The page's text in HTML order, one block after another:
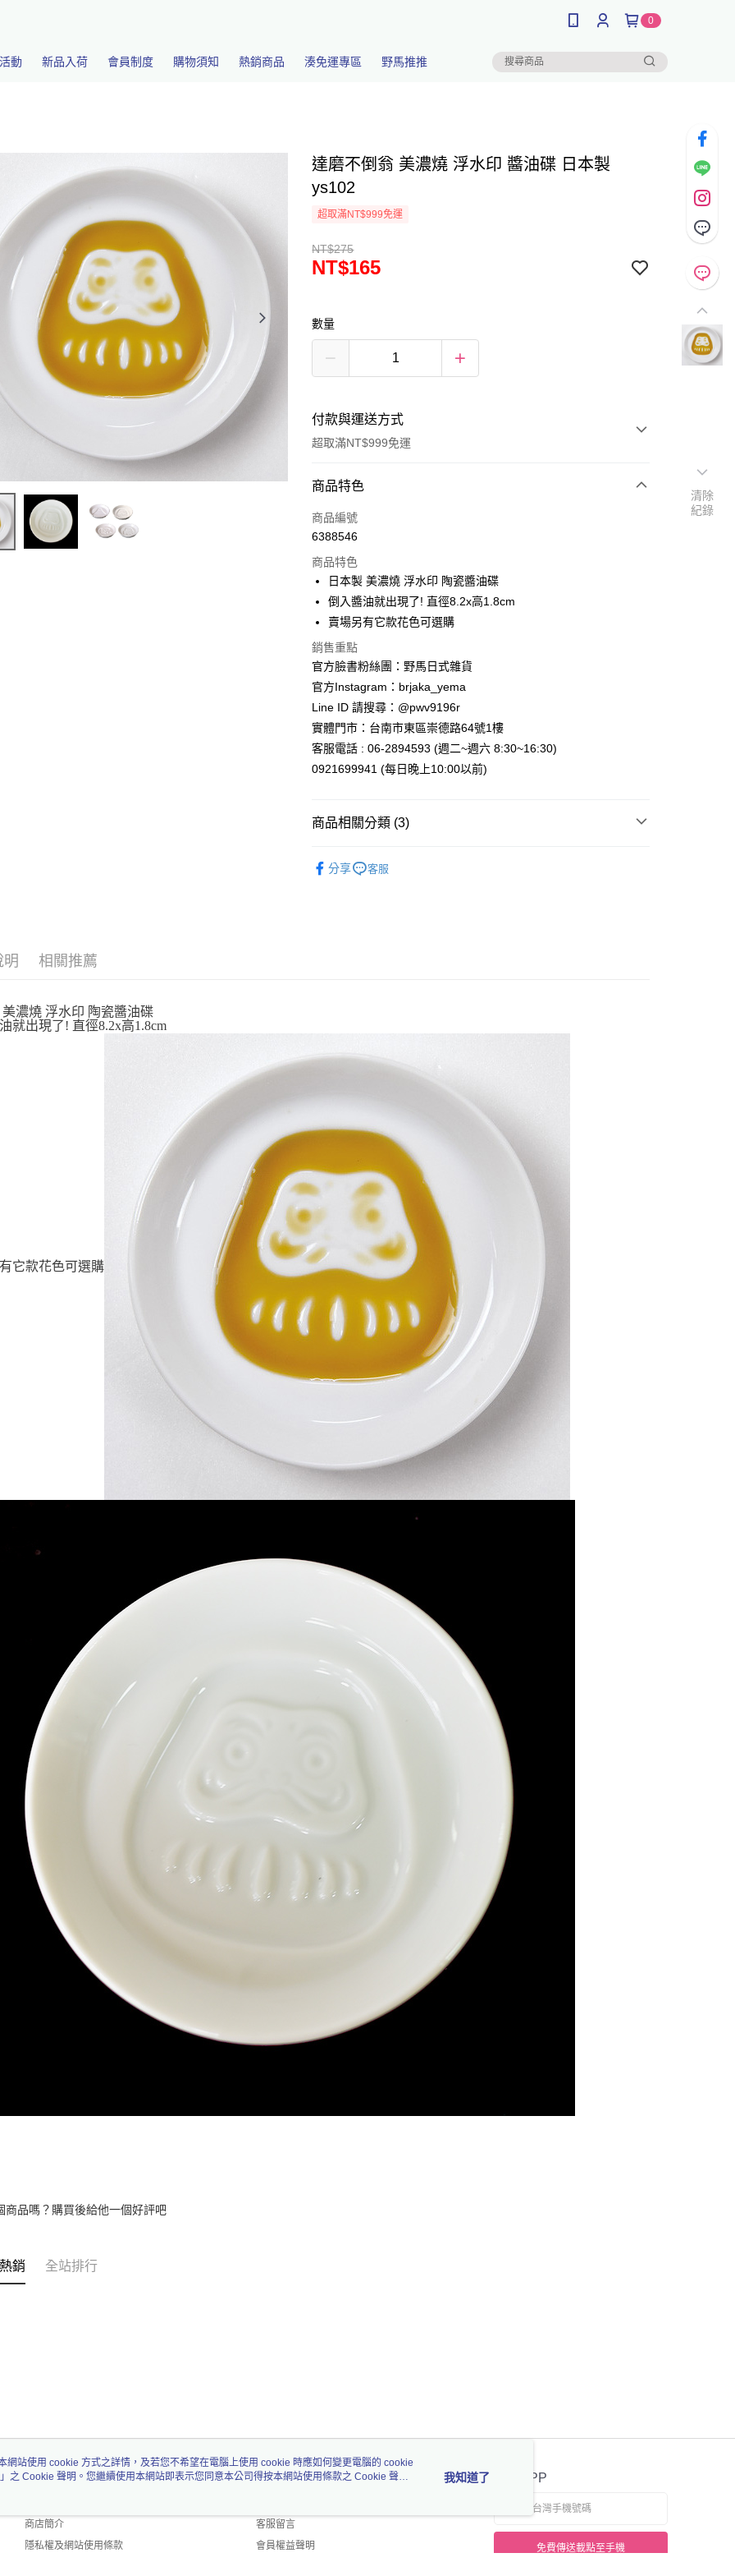
0
動 新品入荷 會員制度 購物須知 熱銷商品 湊免運專區 野馬推推
達磨不倒翁 美濃燒 浮水印 醬油碟 日本製
ys102
超取滿NT$999免運
NT$275
NT$165
數量
付款與運送方式
超取滿NT$999免運
付款方式
信用卡一次付款
3 期 0 利率 每期 NT$55
合作金庫商業銀行
第一商業銀行
華南商業銀行
國泰世華商業銀行
臺灣中小企業銀行
匯豐（台灣）商業銀行
聯邦商業銀行
玉山商業銀行
星展（台灣）商業銀行
台新國際商業銀行
中國信託商業銀行
台灣樂天信用卡公司
超商取貨付款
Apple Pay
街口支付
悠遊付
Google Pay
全家取貨付款
商品特色
商品編號
6388546
商品特色
日本製 美濃燒 浮水印 陶瓷醬油碟
倒入醬油就出現了! 直徑8.2x高1.8cm
賣場另有它款花色可選購
銷售重點
官方臉書粉絲團：野馬日式雜貨
官方Instagram：brjaka_yema
Line ID 請搜尋：@pwv9196r
實體門市：台南市東區崇德路64號1樓
客服電話 : 06-2894593 (週二~週六 8:30~16:30)
0921699941 (每日晚上10:00以前)
商品相關分類 (3)
分享 客服
明 相關推薦
濃燒 浮水印 陶瓷醬油碟
就出現了! 直徑8.2x高1.8cm
它款花色可選購
商品嗎？購買後給他一個好評吧
銷 全站排行
關於我們
商店簡介
隱私權及網站使用條款
客服資訊
客服留言
會員權益聲明
官方APP
免費傳送載點至手機
清除
紀錄
網站使用 cookie 方式之詳情，及若您不希望在電腦上使用 cookie 時應如何變更電腦的 cookie
」之 Cookie 聲明。您繼續使用本網站即表示您同意本公司得按本網站使用條款之 Cookie 聲明
我知道了